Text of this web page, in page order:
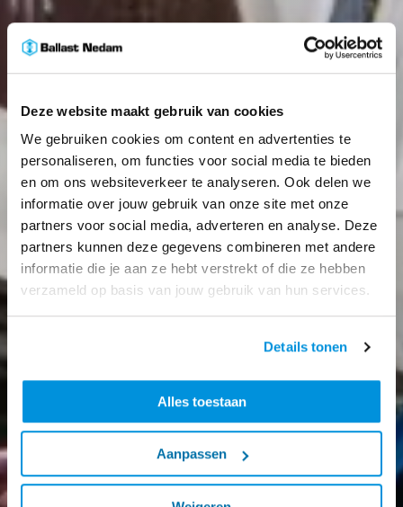
Deze website maakt gebruik van cookies
We gebruiken cookies om content en advertenties te
personaliseren, om functies voor social media te bieden
en om ons websiteverkeer te analyseren. Ook delen we
informatie over jouw gebruik van onze site met onze
partners voor social media, adverteren en analyse. Deze
partners kunnen deze gegevens combineren met andere
informatie die je aan ze hebt verstrekt of die ze hebben
verzameld op basis van jouw gebruik van hun services.
Details tonen
Alles toestaan
Aanpassen